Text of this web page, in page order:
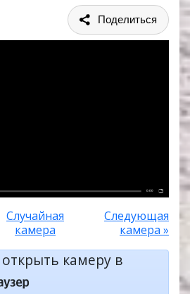
Поделиться
0:00
Случайная
камера
Следующая
камера »
камеру в